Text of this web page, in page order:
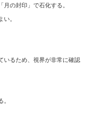
の封印」で石化する。
。
いるため、視界が非常に確認